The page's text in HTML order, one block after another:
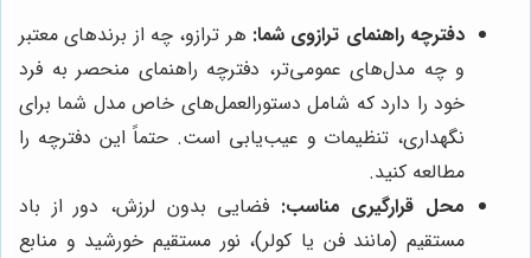
دفترچه راهنمای ترازوی شما: هر ترازو، چه از برندهای معتبر
و چه مدل‌های عمومی‌تر، دفترچه راهنمای منحصر به فرد
خود را دارد که شامل دستورالعمل‌های خاص مدل شما برای
نگهداری، تنظیمات و عیب‌یابی است. حتماً این دفترچه را
مطالعه کنید.
محل قرارگیری مناسب: فضایی بدون لرزش، دور از باد
مستقیم (مانند فن یا کولر)، نور مستقیم خورشید و منابع